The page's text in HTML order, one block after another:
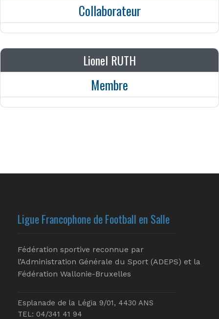
Collaborateur
Lionel RUTH
Membre
Ligue Francophone de Football en Salle
Fédération sportive reconnue par
l’Administration Générale du Sport (ADEPS) et la
Fédération Wallonie-Bruxelles
Esplanade de la Légia 9/01, 4430 ANS
TEL: 04/341 41 94